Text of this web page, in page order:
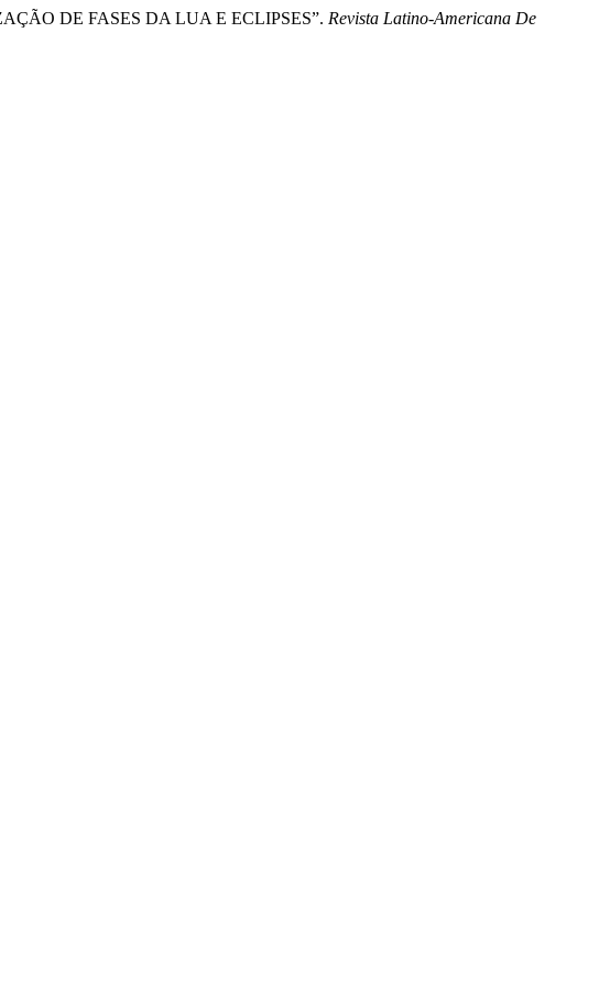
DE FASES DA LUA E ECLIPSES”. Revista Latino-Americana De